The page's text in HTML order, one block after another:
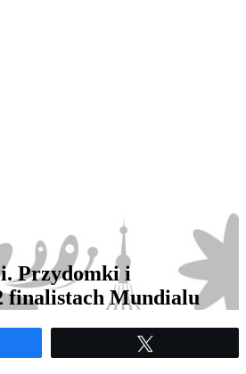
Przydomki i
finalistach Mundialu